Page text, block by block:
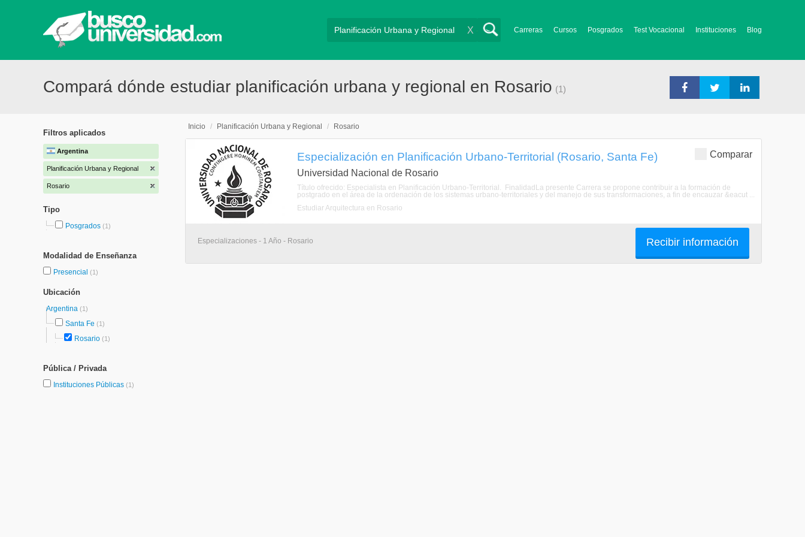
Carreras Cursos Posgrados Test Vocacional Instituciones Blog
X
Compará dónde estudiar planificación urbana y regional en Rosario (1)
Filtros aplicados
Argentina
Planificación Urbana y Regional
Rosario
Tipo
Posgrados (1)
Modalidad de Enseñanza
Presencial (1)
Ubicación
Argentina (1)
Santa Fe (1)
Rosario (1)
Pública / Privada
Instituciones Públicas (1)
Inicio / Planificación Urbana y Regional / Rosario
Comparar
Especialización en Planificación Urbano-Territorial (Rosario, Santa Fe)
Universidad Nacional de Rosario
Título ofrecido: Especialista en Planificación Urbano-Territorial. FinalidadLa presente Carrera se propone contribuir a la formación de
postgrado en el área de la ordenación de los sistemas urbano-territoriales y del manejo de sus transformaciones, a fin de encauzar &eacut ...
Estudiar Arquitectura en Rosario
Especializaciones - 1 Año - Rosario Recibir información